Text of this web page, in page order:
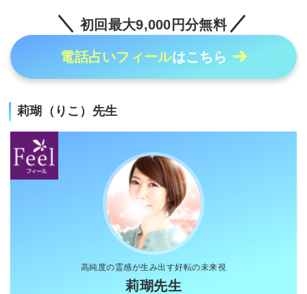
初回最大9,000円分無料
電話占いフィールはこちら
莉瑚（りこ）先生
高純度の霊感が生み出す好転の未来視
莉瑚先生